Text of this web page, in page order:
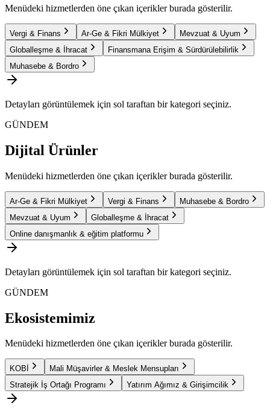
Menüdeki hizmetlerden öne çıkan içerikler burada gösterilir.
Vergi & Finans Ar-Ge & Fikri Mülkiyet
Mevzuat & Uyum
Globalleşme & İhracat
Finansmana Erişim & Sürdürülebilirlik
Muhasebe & Bordro
Detayları görüntülemek için sol taraftan bir kategori seçiniz.
GÜNDEM
Dijital Ürünler
Menüdeki hizmetlerden öne çıkan içerikler burada gösterilir.
Ar-Ge & Fikri Mülkiyet Vergi & Finans
Muhasebe & Bordro
Mevzuat & Uyum
Globalleşme & İhracat
Online danışmanlık & eğitim platformu
Detayları görüntülemek için sol taraftan bir kategori seçiniz.
GÜNDEM
Ekosistemimiz
Menüdeki hizmetlerden öne çıkan içerikler burada gösterilir.
KOBİ
Mali Müşavirler & Meslek Mensupları
Stratejik İş Ortağı Programı
Yatırım Ağımız & Girişimcilik